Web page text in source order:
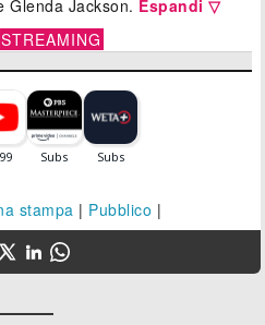
Glenda Jackson. Espandi ▽
STREAMING
stampa | Pubblico |